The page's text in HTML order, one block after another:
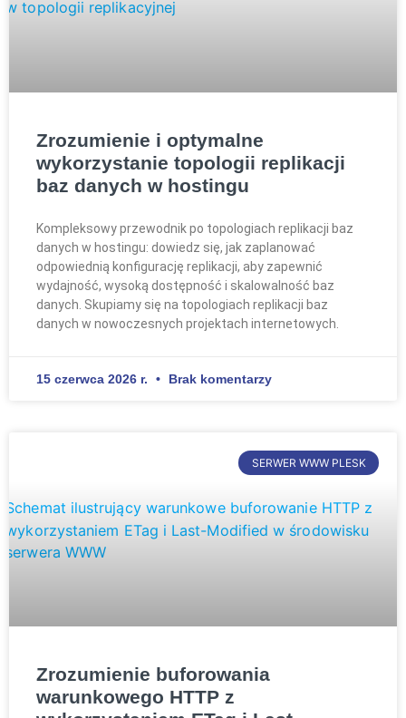
Zrozumienie i optymalne
wykorzystanie topologii replikacji
baz danych w hostingu
Kompleksowy przewodnik po topologiach replikacji baz
danych w hostingu: dowiedz się, jak zaplanować
odpowiednią konfigurację replikacji, aby zapewnić
wydajność, wysoką dostępność i skalowalność baz
danych. Skupiamy się na topologiach replikacji baz
danych w nowoczesnych projektach internetowych.
15 czerwca 2026 r. Brak komentarzy
SERWER WWW PLESK
Zrozumienie buforowania
warunkowego HTTP z